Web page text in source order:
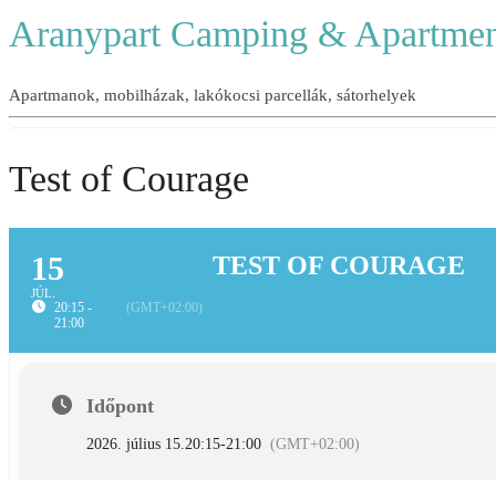
Aranypart Camping &
Apartmanok, mobilházak, lakókocsi parcellák, sátorhelyek
Test of Courage
15
JÚL.
20:15 -
21:00
(GMT+02:00)
TEST OF COURAGE
Időpont
2026. július 15. 20:15-21:00 (GMT+02:00)